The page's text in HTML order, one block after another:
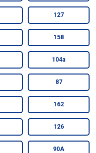
127
158
104а
87
162
126
90А